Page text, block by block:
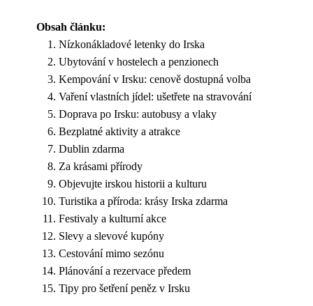
Obsah článku:
Nízkonákladové letenky do Irska
Ubytování v hostelech a penzionech
Kempování v Irsku: cenově dostupná volba
Vaření vlastních jídel: ušetřete na stravování
Doprava po Irsku: autobusy a vlaky
Bezplatné aktivity a atrakce
Dublin zdarma
Za krásami přírody
Objevujte irskou historii a kulturu
Turistika a příroda: krásy Irska zdarma
Festivaly a kulturní akce
Slevy a slevové kupóny
Cestování mimo sezónu
Plánování a rezervace předem
Tipy pro šetření peněz v Irsku